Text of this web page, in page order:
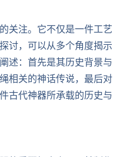
关注。它不仅是一件工艺
讨，可以从多个角度揭示
述：首先是其历史背景与
相关的神话传说，最后对
古代神器所承载的历史与